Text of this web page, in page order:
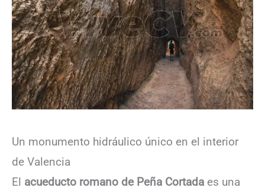
Un monumento hidráulico único en el interior
de Valencia
El acueducto romano de Peña Cortada es una